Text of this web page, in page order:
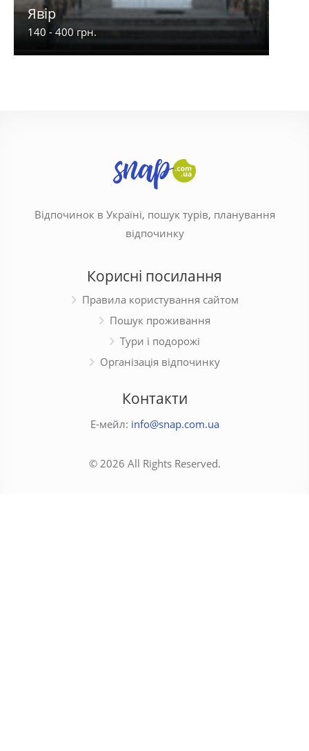
Явір
140 - 400 грн.
Відпочинок в Україні, пошук турів, планування
відпочинку
Корисні посилання
Правила користування сайтом
Пошук проживання
Тури і подорожі
Організація відпочинку
Контакти
Е-мейл: info@snap.com.ua
© 2026 All Rights Reserved.